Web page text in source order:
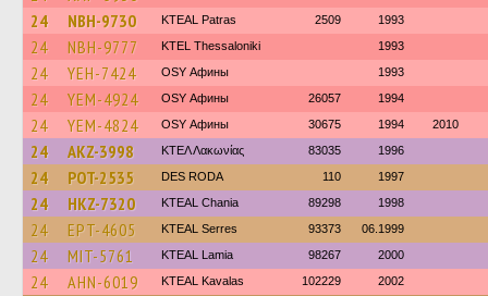
24
NBH-9730 KTEAL Patras 2509 1993
24 NBH-9777 KTEL Thessaloniki 1993
24 YEH-7424 OSY Афины 1993
24 YEM-4924 OSY Афины 26057 1994
24 YEM-4824 OSY Афины 30675 1994 2010
24 AKZ-3998 ΚΤΕΛ Λακωνίας 83035 1996
24 POT-2535 DES RODA 110 1997
24 HKZ-7320 KTEAL Chania 89298 1998
24 EPT-4605 KTEAL Serres 93373 06.1999
24 MIT-5761 KTEAL Lamia 98267 2000
24 AHN-6019 KTEAL Kavalas 102229 2002